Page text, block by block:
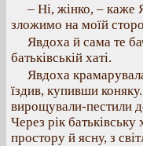
– Ні, жінко, – каже
зложимо на моїй
Явдоха й сама те
батьківській хаті.
Явдоха
їздив, купивши
вирощували-пестили
Через рік
простору й ясну, з